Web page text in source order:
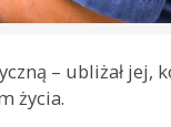
– ubliżał jej,
życia.